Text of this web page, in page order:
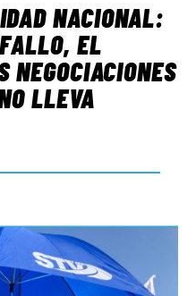
NACIONAL:
EL
NEGOCIACIONES
LLEVA